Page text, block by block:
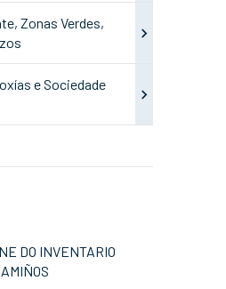
Zonas Verdes,
e Sociedade
DO INVENTARIO